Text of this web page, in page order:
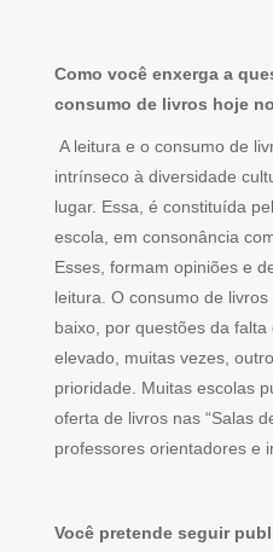
Como você enxerga a
consumo de livros hoje
A leitura e o consumo de
intrínseco à diversidade
lugar. Essa, é constituída
escola, em consonância
Esses, formam opiniões e
leitura. O consumo de
baixo, por questões da
elevado, muitas vezes,
prioridade. Muitas escolas
oferta de livros nas “Salas
professores orientadores e
Você pretende seguir